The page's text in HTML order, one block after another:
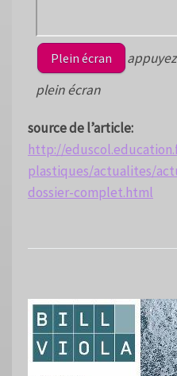
Plein écran
plein écran
source de l’article:
http://
plastiques/actualites/
dossier-complet.html